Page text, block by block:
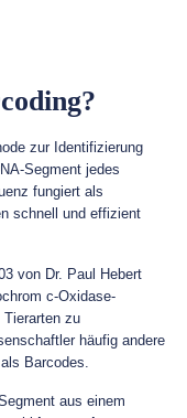
zur Identifizierung
Segment jedes
fungiert als
schnell und effizient
von Dr. Paul Hebert
c-Oxidase-
Tierarten zu
häufig andere
als Barcodes.
aus einem